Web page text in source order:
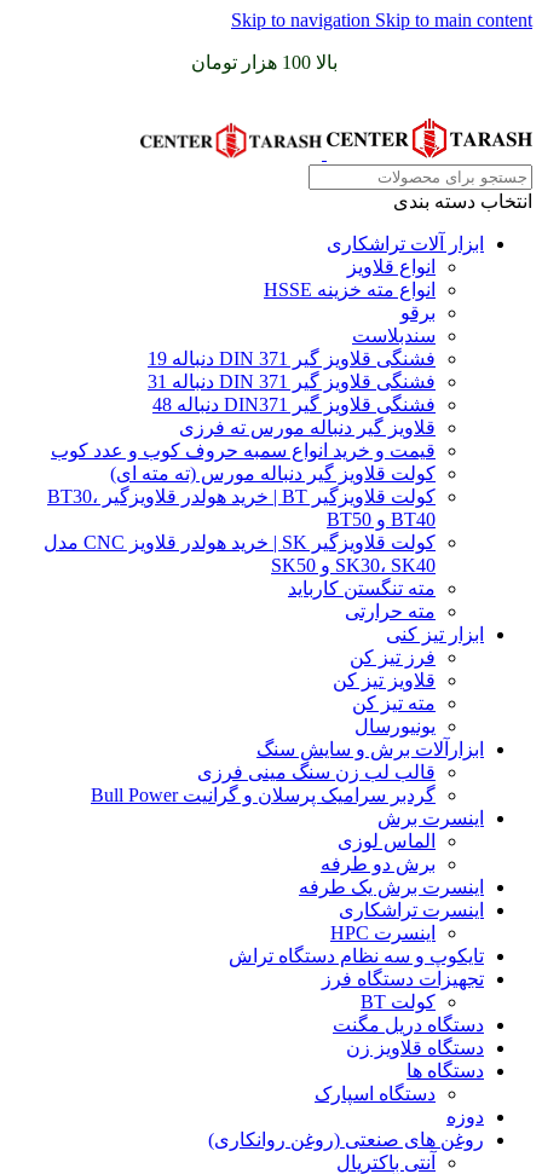
Skip to navigation Skip to main content
بالا 100 هزار تومان
انتخاب دسته بندی
ابزار آلات تراشکاری
انواع قلاویز
انواع مته خزینه HSSE
برقو
سندبلاست
فشنگی قلاویز گیر DIN 371 دنباله 19
فشنگی قلاویز گیر DIN 371 دنباله 31
فشنگی قلاویز گیر DIN371 دنباله 48
قلاویز گیر دنباله مورس ته فرزی
قیمت و خرید انواع سمبه حروف کوب و عدد کوب
کولت قلاویز گیر دنباله مورس (ته مته ای)
کولت قلاویزگیر BT | خرید هولدر قلاویزگیر BT30،
BT40 و BT50
کولت قلاویزگیر SK | خرید هولدر قلاویز CNC مدل
SK30، SK40 و SK50
مته تنگستن کارباید
مته حرارتی
ابزار تیز کنی
فرز تیز کن
قلاویز تیز کن
مته تیز کن
یونیورسال
ابزارآلات برش و سایش سنگ
قالب لب زن سنگ مینی فرزی
گردبر سرامیک پرسلان و گرانیت Bull Power
اینسرت برش
الماس لوزی
برش دو طرفه
اینسرت برش یک طرفه
اینسرت تراشکاری
اینسرت HPC
تایکوپ و سه نظام دستگاه تراش
تجهیزات دستگاه فرز
کولت BT
دستگاه دریل مگنت
دستگاه قلاویز زن
دستگاه ها
دستگاه اسپارک
دوزه
روغن های صنعتی (روغن روانکاری)
آنتی باکتریال